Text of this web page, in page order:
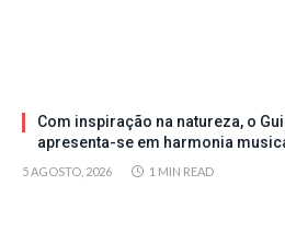
Com inspiração na natureza, o
apresenta-se em harmonia
5 AGOSTO, 2026 1 MIN READ